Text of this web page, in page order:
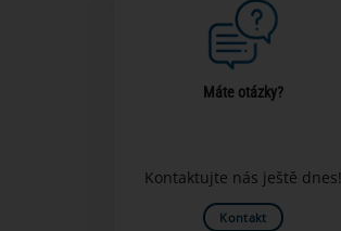
Máte otázky?
Kontaktujte nás ještě dnes!
Kontakt